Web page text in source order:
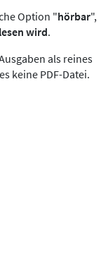
Option "hörbar",
wird.
als reines
keine PDF-Datei.